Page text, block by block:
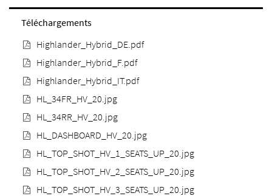
Téléchargements
Highlander_Hybrid_DE.pdf
Highlander_Hybrid_F.pdf
Highlander_Hybrid_IT.pdf
HL_34FR_HV_20.jpg
HL_34RR_HV_20.jpg
HL_DASHBOARD_HV_20.jpg
HL_TOP_SHOT_HV_1_SEATS_UP_20.jpg
HL_TOP_SHOT_HV_2_SEATS_UP_20.jpg
HL_TOP_SHOT_HV_3_SEATS_UP_20.jpg